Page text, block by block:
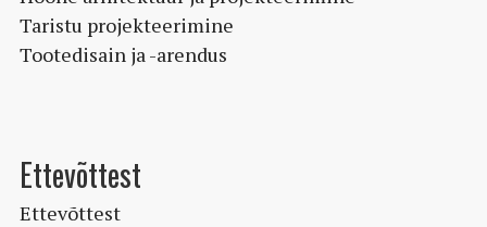
Taristu projekteerimine
Tootedisain ja -arendus
Ettevõttest
Ettevõttest